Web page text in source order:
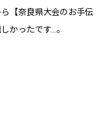
【奈良県大会のお手伝
かったです…。